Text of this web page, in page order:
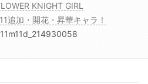
KNIGHT GIRL
追加・開花・昇華キャラ！